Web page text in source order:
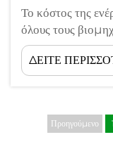
Το κόστος της
όλους τους
βελτιστοποίηση
προτεραιότητα
βιώσιμες
αντιμετωπίζουν
ΔΕΙΤΕ
Προηγούμενο 1